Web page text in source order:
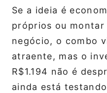
Se a ideia é
próprios ou montar
negócio, o combo
atraente, mas o
R$1.194 não é
ainda está